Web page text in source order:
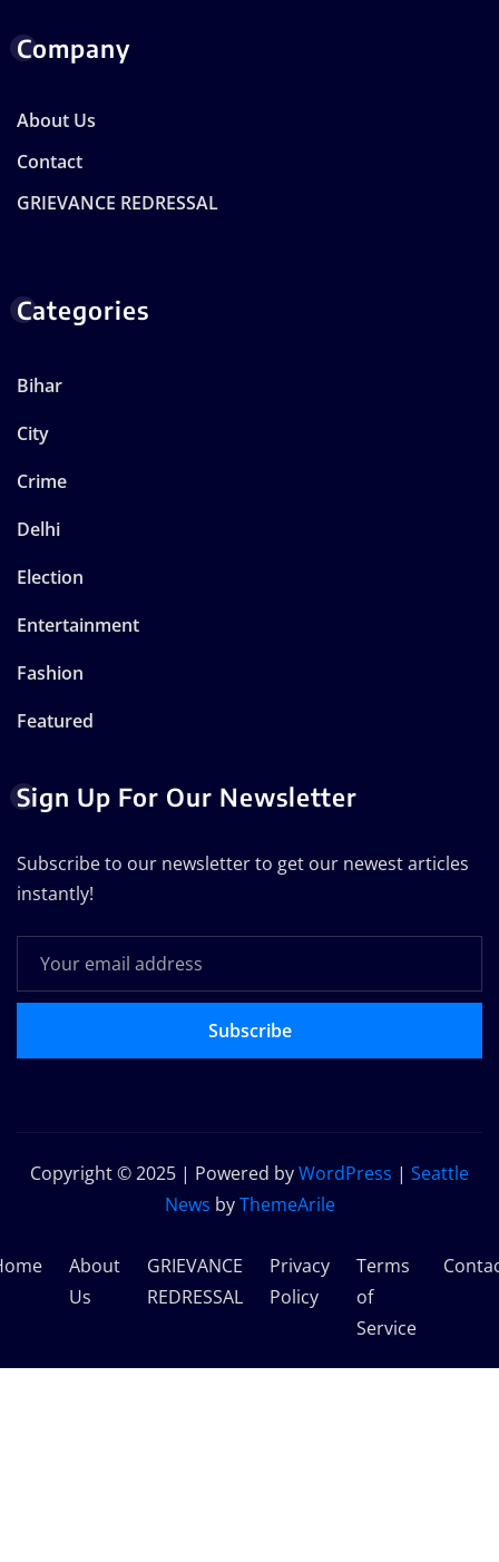
Company
About Us
Contact
GRIEVANCE REDRESSAL
Categories
Bihar
City
Crime
Delhi
Election
Entertainment
Fashion
Featured
Sign Up For Our Newsletter
Subscribe to our newsletter to get our newest articles
instantly!
Subscribe
Copyright © 2025 | Powered byWordPress | Seattle
News byThemeArile
About
Us
GRIEVANCE
REDRESSAL
Privacy
Policy
Terms
of
Service